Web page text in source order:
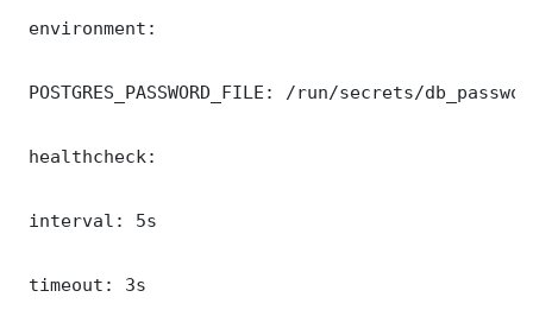
environment:
POSTGRES_PASSWORD_FILE: /run/secrets/
healthcheck:
interval: 5s
timeout: 3s